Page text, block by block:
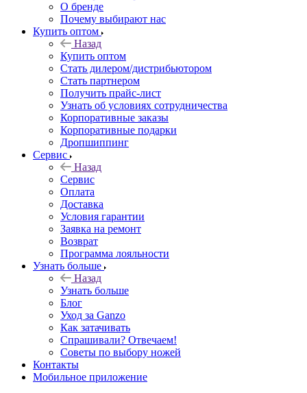
О бренде
Почему выбирают нас
Купить оптом
Назад
Купить оптом
Стать дилером/дистрибьютором
Стать партнером
Получить прайс-лист
Узнать об условиях сотрудничества
Корпоративные заказы
Корпоративные подарки
Дропшиппинг
Сервис
Назад
Сервис
Оплата
Доставка
Условия гарантии
Заявка на ремонт
Возврат
Программа лояльности
Узнать больше
Назад
Узнать больше
Блог
Уход за Ganzo
Как затачивать
Спрашивали? Отвечаем!
Советы по выбору ножей
Контакты
Мобильное приложение